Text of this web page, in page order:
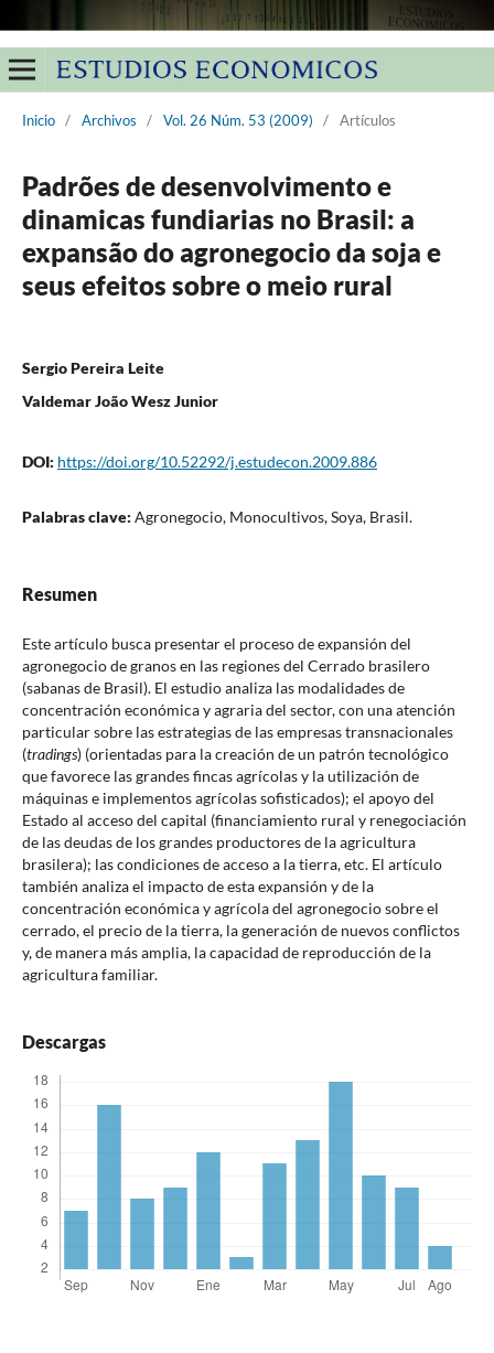
Inicio / Archivos / Vol. 26 Núm. 53 (2009) / Artículos
Padrões de desenvolvimento e
dinamicas fundiarias no Brasil: a
expansão do agronegocio da soja e
seus efeitos sobre o meio rural
Sergio Pereira Leite
Valdemar João Wesz Junior
DOI: https://doi.org/10.52292/j.estudecon.2009.886
Palabras clave: Agronegocio, Monocultivos, Soya, Brasil.
Resumen
Este artículo busca presentar el proceso de expansión del
agronegocio de granos en las regiones del Cerrado brasilero
(sabanas de Brasil). El estudio analiza las modalidades de
concentración económica y agraria del sector, con una atención
particular sobre las estrategias de las empresas transnacionales
(tradings) (orientadas para la creación de un patrón tecnológico
que favorece las grandes fincas agrícolas y la utilización de
máquinas e implementos agrícolas sofisticados); el apoyo del
Estado al acceso del capital (financiamiento rural y renegociación
de las deudas de los grandes productores de la agricultura
brasilera); las condiciones de acceso a la tierra, etc. El artículo
también analiza el impacto de esta expansión y de la
concentración económica y agrícola del agronegocio sobre el
cerrado, el precio de la tierra, la generación de nuevos conflictos
y, de manera más amplia, la capacidad de reproducción de la
agricultura familiar.
Descargas